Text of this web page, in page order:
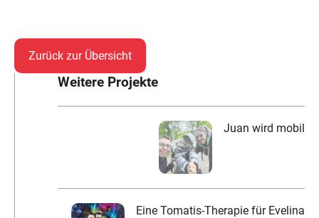
Zurück zur Übersicht
Weitere Projekte
Juan wird mobil
Eine Tomatis-Therapie für Evelina